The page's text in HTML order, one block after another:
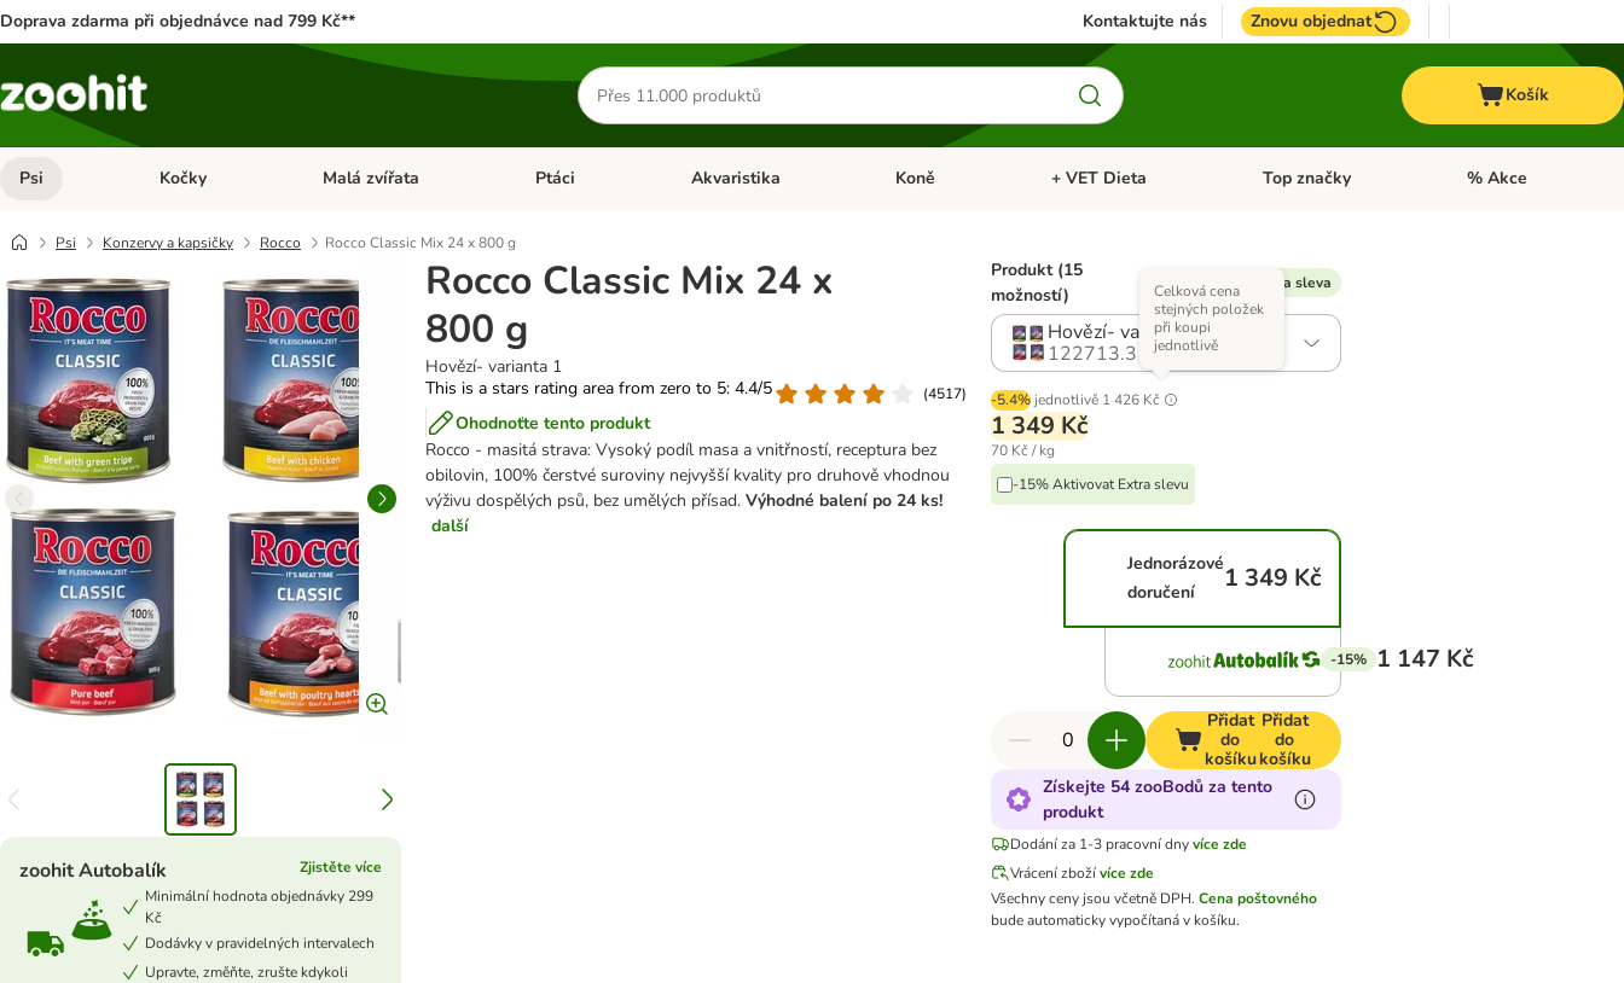
Doprava zdarma při objednávce nad 799 Kč** Kontaktujte nás Znovu objednat
Hledat
produkty
Košík
Psi Otevřít menu: Psi
Kočky Otevřít menu: Kočky
Malá zvířata Otevřít menu: Malá zvířata
Ptáci Otevřít menu: Ptáci
Akvaristika Otevřít menu: Akvaristika
Koně Otevřít menu: Koně
+ VET Dieta Otevřít menu: + VET Dieta
Top značky Otevřít menu: Top
% Akce
Psi Konzervy a kapsičky Rocco Rocco Classic Mix 24 x 800 g
Rocco Classic Mix 24 x
800 g
Hovězí- varianta 1
This is a stars rating area from zero to 5: 4.4/5
(4517)
Ohodnoťte tento produkt
Rocco - masitá strava: Vysoký podíl masa a vnitřností, receptura bez
obilovin, 100% čerstvé suroviny nejvyšší kvality pro druhově vhodnou
výživu dospělých psů, bez umělých přísad. Výhodné balení po 24 ks!
další
zoohit Autobalík
Zjistěte více
Minimální hodnota objednávky 299
Kč
Dodávky v pravidelných intervalech
Upravte, změňte, zrušte kdykoli
Produkt (15
možností)
% Dostupná Extra sleva
Hovězí- varianta 1
122713.3
-5.4% jednotlivě 1 426 Kč
Celková cena
stejných položek
při koupi
jednotlivě
1 349 Kč
70 Kč / kg
-15% Aktivovat Extra slevu
Jednorázové
doručení
1 349 Kč
-15% 1 147 Kč
Přidat
do
košíku
Přidat
do
košíku
Získejte 54 zooBodů za tento
produkt
Dodání za 1-3 pracovní dny více zde
Vrácení zbožívíce zde
Všechny ceny jsou včetně DPH. Cena poštovného
bude automaticky vypočítaná v košíku.